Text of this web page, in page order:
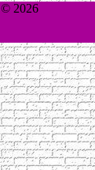
© 2026